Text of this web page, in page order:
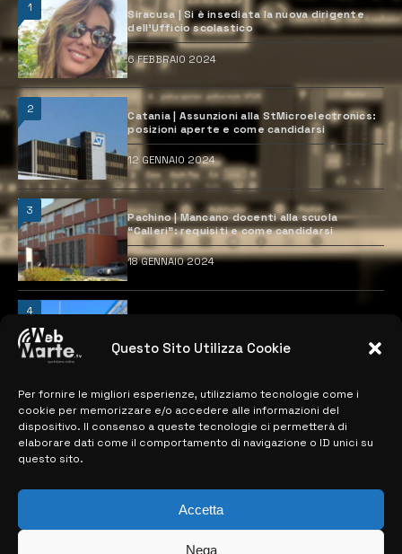
Questo Sito Utilizza Cookie
Per fornire le migliori esperienze, utilizziamo tecnologie come i
cookie per memorizzare e/o accedere alle informazioni del
dispositivo. Il consenso a queste tecnologie ci permetterà di
elaborare dati come il comportamento di navigazione o ID unici su
questo sito.
Accetta
Nega
1
Siracusa | Si è insediata la nuova dirigente
dell’Ufficio scolastico
6 FEBBRAIO 2024
2
Catania | Assunzioni alla StMicroelectronics:
posizioni aperte e come candidarsi
12 GENNAIO 2024
3
Pachino | Mancano docenti alla scuola
“Calleri”: requisiti e come candidarsi
18 GENNAIO 2024
4
previste
MAPPA DEL SITO